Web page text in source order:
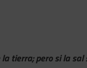
tierra; pero si la